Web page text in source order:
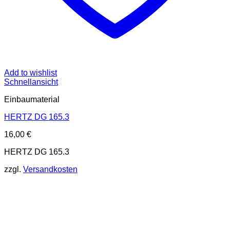
Add to wishlist
Schnellansicht
Einbaumaterial
HERTZ DG 165.3
16,00 €
HERTZ DG 165.3
zzgl. Versandkosten